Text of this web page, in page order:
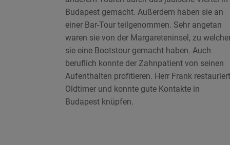
Budapest gemacht. Außerdem haben sie an
einer Bar-Tour teilgenommen. Sehr angetan
waren sie von der Margareteninsel, zu
sie eine Bootstour gemacht haben. Auch
beruflich konnte der Zahnpatient von seinen
Aufenthalten profitieren. Herr Frank
Oldtimer und konnte gute Kontakte in
Budapest knüpfen.